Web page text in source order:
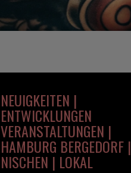
NEUIGKEITEN |
ENTWICKLUNGEN
VERANSTALTUNGEN |
HAMBURG BERGEDORF |
NISCHEN | LOKAL